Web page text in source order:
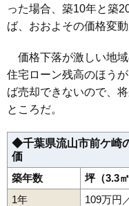
った場合、築10年と築
ば、おおよその価格変
価格下落が激しい地
住宅ローン残高のほう
ば売却できないので、
ところだ。
◆千葉県流山市前ケ崎
価
築年数
坪（3.3
1年
109万円